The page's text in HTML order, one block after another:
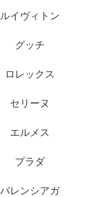
ルイヴィトン
グッチ
ロレックス
セリーヌ
エルメス
プラダ
バレンシアガ